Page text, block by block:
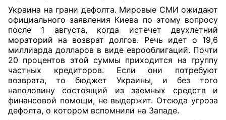
Украина на грани дефолта. Мировые СМИ ожидают
официального заявления Киева по этому вопросу
после 1 августа, когда истечет двухлетний
мораторий на возврат долгов. Речь идет о 19,6
миллиарда долларов в виде еврооблигаций. Почти
20 процентов этой суммы приходится на группу
частных кредиторов. Если они потребуют
возврата, то бюджет Украины, и без того
наполовину состоящий из заемных средств и
финансовой помощи, не выдержит. Отсюда угроза
дефолта, о котором вспомнили на Западе.